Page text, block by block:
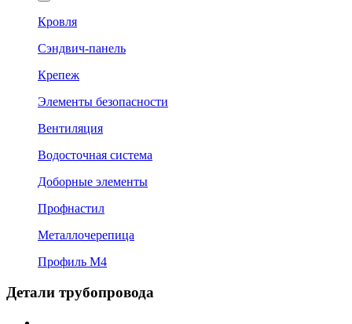
Кровля
Сэндвич-панель
Крепеж
Элементы безопасности
Вентиляция
Водосточная система
Доборные элементы
Профнастил
Металлочерепица
Профиль М4
Детали трубопровода